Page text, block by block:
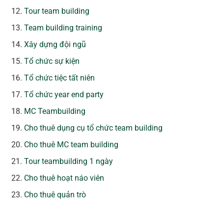
Tour team building
Team building training
Xây dựng đội ngũ
Tổ chức sự kiện
Tổ chức tiệc tất niên
Tổ chức year end party
MC Teambuilding
Cho thuê dụng cụ tổ chức team building
Cho thuê MC team building
Tour teambuilding 1 ngày
Cho thuê hoạt náo viên
Cho thuê quản trò